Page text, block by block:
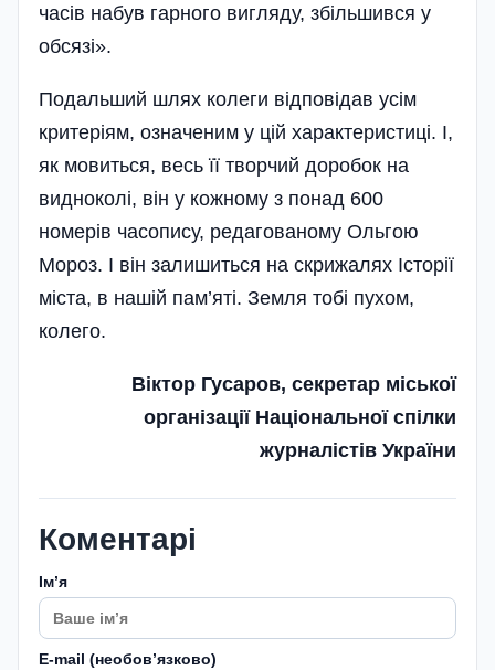
часів набув гарного вигляду, збільшився у
обсязі».
Подальший шлях колеги відповідав усім
критеріям, означеним у цій характеристиці. І,
як мовиться, весь її творчий доробок на
видноколі, він у кожному з понад 600
номерів часопису, редагованому Ольгою
Мороз. І він залишиться на скрижалях Історії
міста, в нашій па­м’я­ті. Земля тобі пухом,
колего.
Віктор Гусаров, секретар міської
організації Національної спілки
журналістів України
Коментарі
Імʼя
E-mail (необовʼязково)